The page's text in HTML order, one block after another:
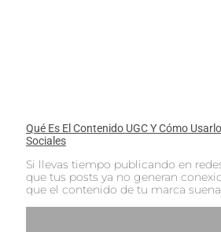
Qué Es El Contenido UGC Y Cómo
Sociales
Si llevas tiempo publicando en
que tus posts ya no generan
que el contenido de tu marca suena